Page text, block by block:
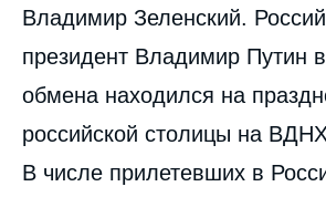
Владимир Зеленский.
президент Владимир Путин
обмена находился на
российской столицы на
В числе прилетевших в